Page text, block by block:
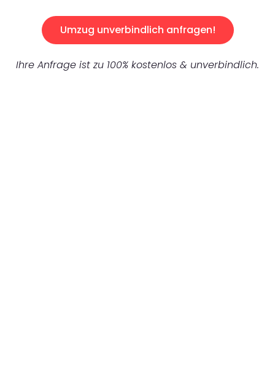
Umzug unverbindlich anfragen!
Ihre Anfrage ist zu 100% kostenlos & unverbindlich.